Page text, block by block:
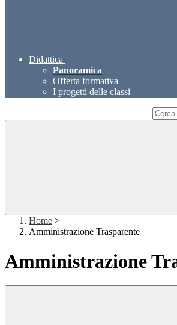
Didattica
Panoramica
Offerta formativa
I progetti delle classi
Home >
Amministrazione Trasparente
Amministrazione